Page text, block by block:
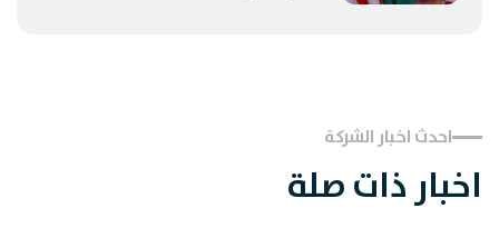
احدث اخبار الشركة
اخبار ذات صلة